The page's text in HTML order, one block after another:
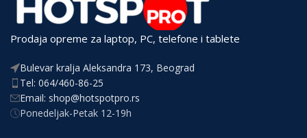
Prodaja opreme za laptop, PC, telefone i tablete
Bulevar kralja Aleksandra 173, Beograd
Tel: 064/460-86-25
Email: shop@hotspotpro.rs
Ponedeljak-Petak 12-19h